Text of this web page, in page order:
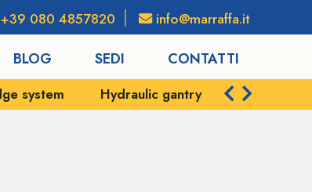
+39 080 4857820 info@marraffa.it
BLOG SEDI
CONTATTI
gantry cranes – Cavallette Trasporto